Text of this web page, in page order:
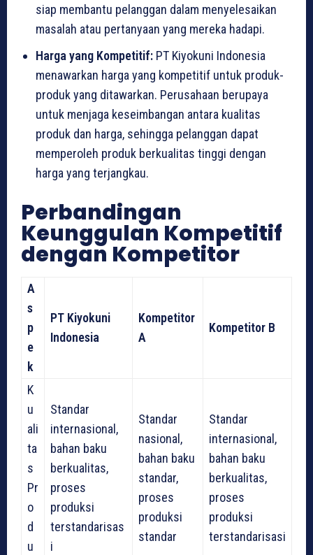
siap membantu pelanggan dalam menyelesaikan
masalah atau pertanyaan yang mereka hadapi.
Harga yang Kompetitif: PT Kiyokuni Indonesia
menawarkan harga yang kompetitif untuk produk-
produk yang ditawarkan. Perusahaan berupaya
untuk menjaga keseimbangan antara kualitas
produk dan harga, sehingga pelanggan dapat
memperoleh produk berkualitas tinggi dengan
harga yang terjangkau.
Perbandingan
Keunggulan Kompetitif
dengan Kompetitor
A
s
p
e
k
PT Kiyokuni
Indonesia
Kompetitor
A
Kompetitor B
K
u
ali
ta
s
Pr
o
d
u
Standar
internasional,
bahan baku
berkualitas,
proses
produksi
terstandarisas
i
Standar
nasional,
bahan baku
standar,
proses
produksi
standar
Standar
internasional,
bahan baku
berkualitas,
proses
produksi
terstandarisasi